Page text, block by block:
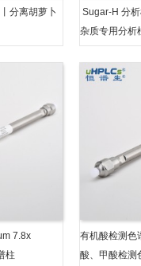
分离胡萝卜
Sugar-H 分
杂质专用分析
7.8x
柱
有机酸检测色
酸、甲酸检测